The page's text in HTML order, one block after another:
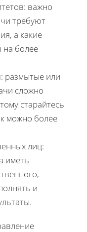
важно
требуют
а какие
на более
размытые или
сложно
старайтесь
можно более
лиц:
иметь
и